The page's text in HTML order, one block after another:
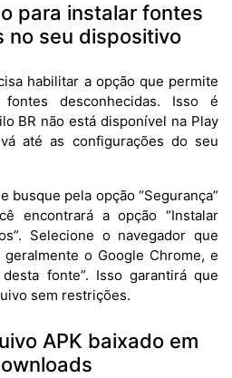
para instalar fontes
no seu dispositivo
habilitar a opção que permite
desconhecidas. Isso é
BR não está disponível na Play
até as configurações do seu
busque pela opção “Segurança”
encontrará a opção “Instalar
Selecione o navegador que
o Google Chrome, e
fonte”. Isso garantirá que
sem restrições.
APK baixado em